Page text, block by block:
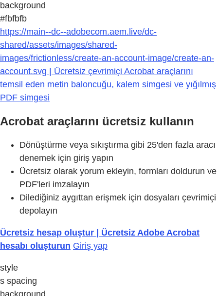
background
#fbfbfb
https://main--dc--adobecom.aem.live/dc-
shared/assets/images/shared-
images/frictionless/create-an-account-image/create-an-
account.svg | Ücretsiz çevrimiçi Acrobat araçlarını
temsil eden metin baloncuğu, kalem simgesi ve yığılmış
PDF simgesi
Acrobat araçlarını ücretsiz kullanın
Dönüştürme veya sıkıştırma gibi 25'den fazla aracı
denemek için giriş yapın
Ücretsiz olarak yorum ekleyin, formları doldurun ve
PDF'leri imzalayın
Dilediğiniz aygıttan erişmek için dosyaları çevrimiçi
depolayın
Ücretsiz hesap oluştur | Ücretsiz Adobe Acrobat
hesabı oluşturun Giriş yap
style
s spacing
background